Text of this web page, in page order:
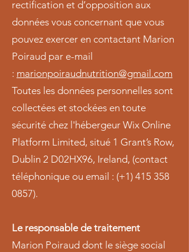
rectification et d’opposition aux
données vous concernant que vous
pouvez exercer en contactant Marion
Poiraud par e-mail
: marionpoiraudnutrition@gmail.com
Toutes les données personnelles sont
collectées et stockées en toute
sécurité chez l'hébergeur Wix Online
Platform Limited, situé 1 Grant’s Row,
Dublin 2 D02HX96, Ireland, (contact
téléphonique ou email : (+1) 415 358
0857).
Le responsable de traitement
Marion Poiraud dont le siège social